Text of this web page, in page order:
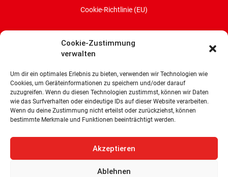
Cookie-Zustimmung
verwalten
Um dir ein optimales Erlebnis zu bieten, verwenden wir Technologien wie
Cookies, um Geräteinformationen zu speichern und/oder darauf
zuzugreifen. Wenn du diesen Technologien zustimmst, können wir Daten
wie das Surfverhalten oder eindeutige IDs auf dieser Website verarbeiten.
Wenn du deine Zustimmung nicht erteilst oder zurückziehst, können
bestimmte Merkmale und Funktionen beeinträchtigt werden.
Akzeptieren
Ablehnen
Cookie-Richtlinie (EU)
Land Bremen
28195 Bremen
Tel: 0421 336 77 0
E-Mail: info@spd-fraktion-bremen.de